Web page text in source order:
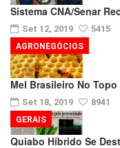
Sistema CNA/Senar
Set 12, 2019 5415
Mel Brasileiro No Topo
Set 18, 2019 8941
AGRONEGÓCIOS
Quiabo Híbrido Se
GERAIS